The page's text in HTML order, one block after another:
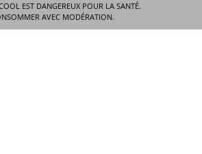
Livraison
Sécurité Paiement
EST DANGEREUX POUR LA SANTÉ.
AVEC MODÉRATION.